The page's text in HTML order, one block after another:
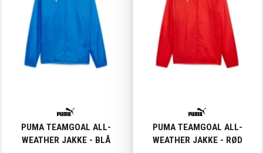
PUMA TEAMGOAL ALL-
WEATHER JAKKE - BLÅ
PUMA TEAMGOAL ALL-
WEATHER JAKKE - RØD